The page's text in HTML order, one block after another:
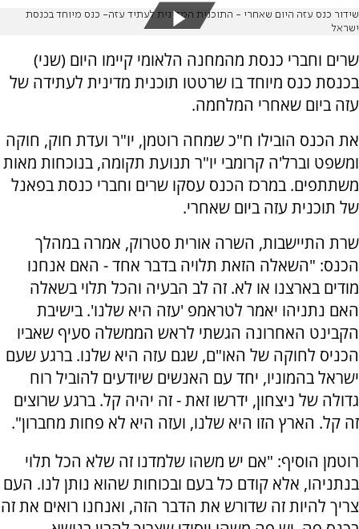
שידור כנס עזה היום שאחרי - התוכנית המדינית לעתיד עזה- כנס מיוחד בכנסת
ישראל
שרים וחברי כנסת מהמחנה הלאומי קיימו היום (שני)
בכנסת כנס מיוחד בו שרטטו תוכנית מדינית לעתידה של
עזה ביום שאחרי המלחמה.
את הכנס הובילו ח"כ שמחה רוטמן, יו"ר ועדת חוק, חוקה
ומשפט וברל'ה קרומבי יו"ר תנועת תקומה, בנוכחות מאות
משתתפים. במרכז הכנס עסקו שרים וחברי כנסת בפאנל
של תוכנית עזה ביום שאחרי.
שרת התיישבות, השרה אורית סטרוק, אמרה במהלך
הכנס: "השאלה הזאת תלויה בדבר אחד - האם אנחנו
מודים בארצנו או לא. זה לב הבעיה והכל תלוי בשאלה
האם נתניהו יאמר לטראמפ 'עזה היא שלנו'. בישיבת
הקבינט האחרונה הגשתי לראש הממשלה סעיף שאביו
הכניס לחוקה של האו"ם, שגם עזה היא שלנו. ברגע שעם
ישראל בהמוניו, יחד עם האנשים שיודעים להוביל רוח
גדולה של ניצחון, ידרשו זאת - זה יהיה קל. ברגע שרוצים
זה קל. הארץ הזו היא שלנו, ועזה היא לא פחות מחברון".
רוטמן הוסיף: "אם יש משהו שלמדנו זה שלא הכל תלוי
בנתניהו, אלא קודם כל בעם ובכוחות שהוא נותן לנו. העם
צריך להיות זה שדורש את הדבר הזה, ואנחנו רואים את זה